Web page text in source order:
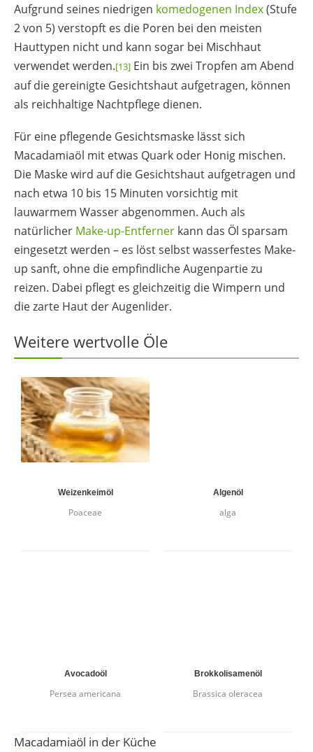
Aufgrund seines niedrigen komedogenen Index(Stufe
2 von 5) verstopft es die Poren bei den meisten
Hauttypen nicht und kann sogar bei Mischhaut
verwendet werden.[13] Ein bis zwei Tropfen am Abend
auf die gereinigte Gesichtshaut aufgetragen, können
als reichhaltige Nachtpflege dienen.
Für eine pflegende Gesichtsmaske lässt sich
Macadamiaöl mit etwas Quark oder Honig mischen.
Die Maske wird auf die Gesichtshaut aufgetragen und
nach etwa 10 bis 15 Minuten vorsichtig mit
lauwarmem Wasser abgenommen. Auch als
natürlicher Make-up-Entferner kann das Öl sparsam
eingesetzt werden – es löst selbst wasserfestes Make-
up sanft, ohne die empfindliche Augenpartie zu
reizen. Dabei pflegt es gleichzeitig die Wimpern und
die zarte Haut der Augenlider.
Weitere wertvolle Öle
Weizenkeimöl
Poaceae
Algenöl
alga
Avocadoöl
Persea americana
Brokkolisamenöl
Brassica oleracea
Macadamiaöl in der Küche